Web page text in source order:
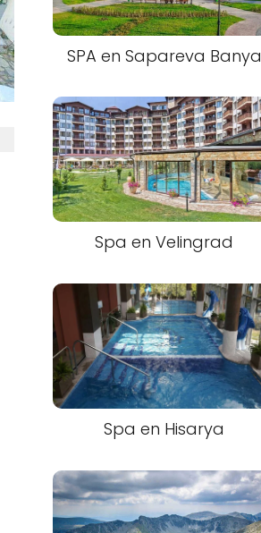
SPA en Sapareva Banya
Spa en Velingrad
Spa en Hisarya